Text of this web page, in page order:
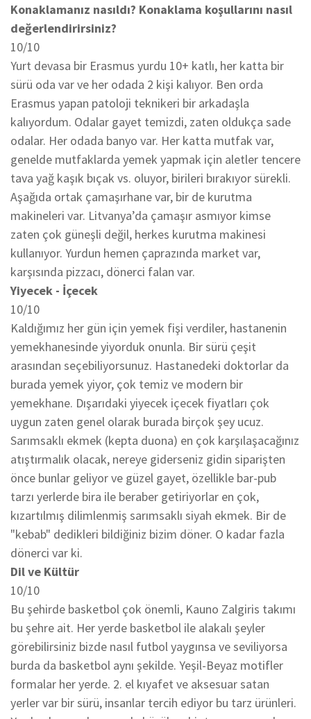
Konaklamanız nasıldı? Konaklama koşullarını nasıl
değerlendirirsiniz?
10/10
Yurt devasa bir Erasmus yurdu 10+ katlı, her katta bir
sürü oda var ve her odada 2 kişi kalıyor. Ben orda
Erasmus yapan patoloji teknikeri bir arkadaşla
kalıyordum. Odalar gayet temizdi, zaten oldukça sade
odalar. Her odada banyo var. Her katta mutfak var,
genelde mutfaklarda yemek yapmak için aletler tencere
tava yağ kaşık bıçak vs. oluyor, birileri bırakıyor sürekli.
Aşağıda ortak çamaşırhane var, bir de kurutma
makineleri var. Litvanya’da çamaşır asmıyor kimse
zaten çok güneşli değil, herkes kurutma makinesi
kullanıyor. Yurdun hemen çaprazında market var,
karşısında pizzacı, dönerci falan var.
Yiyecek - İçecek
10/10
Kaldığımız her gün için yemek fişi verdiler, hastanenin
yemekhanesinde yiyorduk onunla. Bir sürü çeşit
arasından seçebiliyorsunuz. Hastanedeki doktorlar da
burada yemek yiyor, çok temiz ve modern bir
yemekhane. Dışarıdaki yiyecek içecek fiyatları çok
uygun zaten genel olarak burada birçok şey ucuz.
Sarımsaklı ekmek (kepta duona) en çok karşılaşacağınız
atıştırmalık olacak, nereye giderseniz gidin siparişten
önce bunlar geliyor ve güzel gayet, özellikle bar-pub
tarzı yerlerde bira ile beraber getiriyorlar en çok,
kızartılmış dilimlenmiş sarımsaklı siyah ekmek. Bir de
"kebab" dedikleri bildiğiniz bizim döner. O kadar fazla
dönerci var ki.
Dil ve Kültür
10/10
Bu şehirde basketbol çok önemli, Kauno Zalgiris takımı
bu şehre ait. Her yerde basketbol ile alakalı şeyler
görebilirsiniz bizde nasıl futbol yaygınsa ve seviliyorsa
burda da basketbol aynı şekilde. Yeşil-Beyaz motifler
formalar her yerde. 2. el kıyafet ve aksesuar satan
yerler var bir sürü, insanlar tercih ediyor bu tarz ürünleri.